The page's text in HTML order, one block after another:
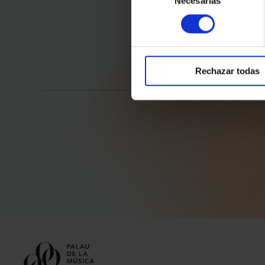
consentimiento
Rechazar todas